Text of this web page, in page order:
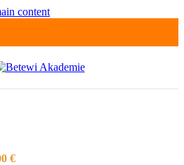
content
€